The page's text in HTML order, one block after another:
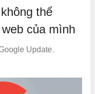
thể
của mình
Update,